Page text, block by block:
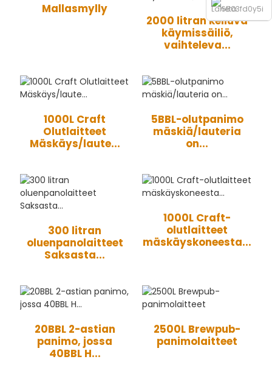
Lähetä
sähköpostia
Puhelin
Mallasmylly
2000 litran kelluva
käymissäiliö,
vaihteleva...
1000L Craft
Olutlaitteet
Mäskäys/laute...
5BBL-olutpanimo
mäskiä/lauteria
on...
300 litran
oluenpanolaitteet
Saksasta...
1000L Craft-
olutlaitteet
mäskäyskoneesta...
20BBL 2-astian
panimo, jossa
40BBL H...
2500L Brewpub-
panimolaitteet